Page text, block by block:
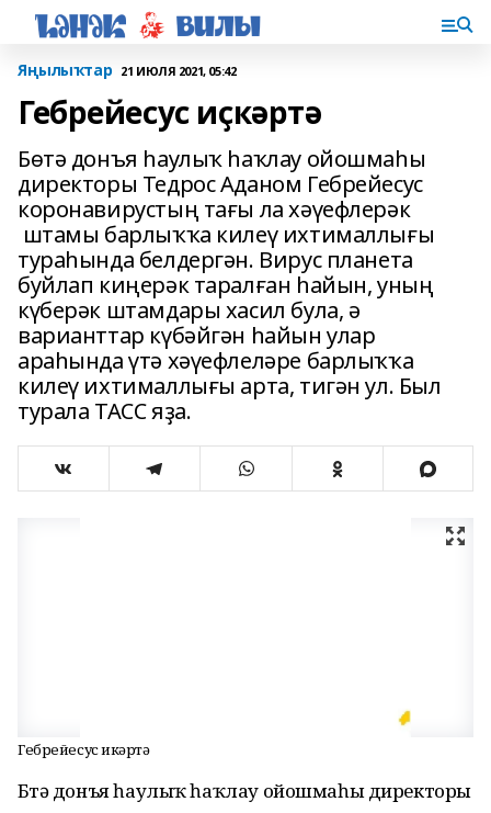
Яңылыҡтар 21 ИЮЛЯ 2021, 05:42
Гебрейесус иҫкәртә
Бөтә донъя һаулыҡ һаҡлау ойошмаһы
директоры Тедрос Аданом Гебрейесус
коронавирустың тағы ла хәүефлерәк
штамы барлыҡҡа килеү ихтималлығы
тураһында белдергән. Вирус планета
буйлап киңерәк таралған һайын, уның
күберәк штамдары хасил була, ә
варианттар күбәйгән һайын улар
араһында үтә хәүефлеләре барлыҡҡа
килеү ихтималлығы арта, тигән ул. Был
турала ТАСС яҙа.
Гебрейесус иҫкәртә
Бөтә донъя һаулыҡ һаҡлау ойошмаһы директоры